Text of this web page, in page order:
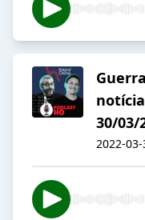
30/03/
2022-03-